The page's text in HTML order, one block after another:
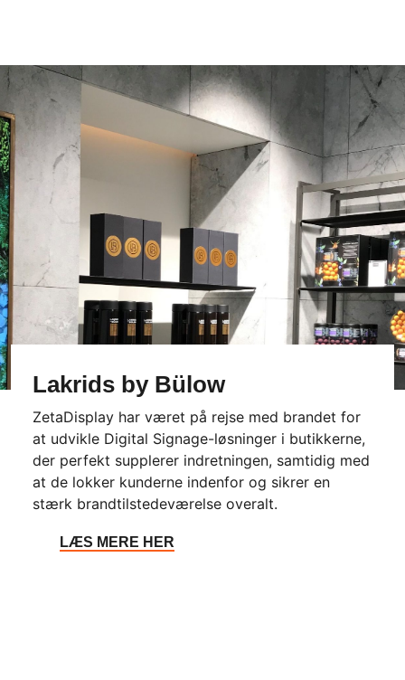
Lakrids by Bülow
ZetaDisplay har været på rejse med brandet for
at udvikle Digital Signage-løsninger i butikkerne,
der perfekt supplerer indretningen, samtidig med
at de lokker kunderne indenfor og sikrer en
stærk brandtilstedeværelse overalt.
LÆS MERE HER